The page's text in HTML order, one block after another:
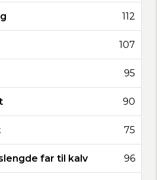
112
107
95
90
75
far til kalv 96